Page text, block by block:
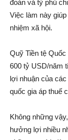
đoàn và tỷ phú
Việc làm này
nhiệm xã hội.
Quỹ Tiền t‌ệ
600 tỷ USD/năm
lợi nhuận của
quốc gia áp thu‌ế
Không những
hưởng lợi nhiều